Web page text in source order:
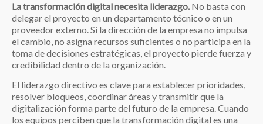
La transformación digital necesita liderazgo.No basta con
delegar el proyecto en un departamento técnico o en un
proveedor externo. Si la dirección de la empresa no impulsa
el cambio, no asigna recursos suficientes o no participa en la
toma de decisiones estratégicas, el proyecto pierde fuerza y
credibilidad dentro de la organización.
El liderazgo directivo es clave para establecer prioridades,
resolver bloqueos, coordinar áreas y transmitir que la
digitalización forma parte del futuro de la empresa. Cuando
los equipos perciben que la transformación digital es una